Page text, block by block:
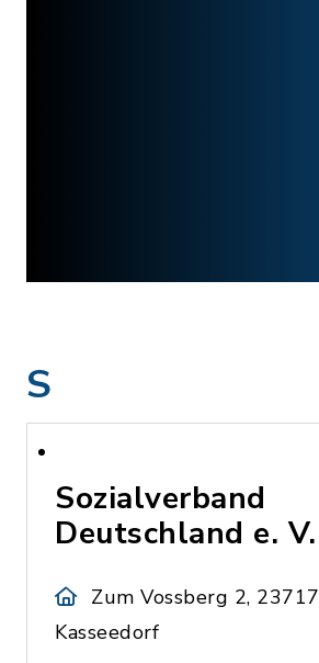
S
Sozialverband
Deutschland e. V.
Zum Vossberg 2, 23717
Kasseedorf